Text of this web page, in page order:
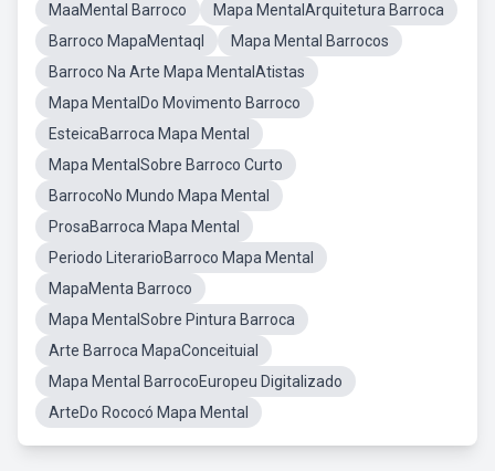
MaaMental Barroco
Mapa MentalArquitetura Barroca
Barroco MapaMentaql
Mapa Mental Barrocos
Barroco Na Arte Mapa MentalAtistas
Mapa MentalDo Movimento Barroco
EsteicaBarroca Mapa Mental
Mapa MentalSobre Barroco Curto
BarrocoNo Mundo Mapa Mental
ProsaBarroca Mapa Mental
Periodo LiterarioBarroco Mapa Mental
MapaMenta Barroco
Mapa MentalSobre Pintura Barroca
Arte Barroca MapaConceituial
Mapa Mental BarrocoEuropeu Digitalizado
ArteDo Rococó Mapa Mental